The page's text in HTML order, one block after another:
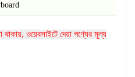
থাকায়, ওয়েবসাইটে দেয়া পণ্যের মূল্য